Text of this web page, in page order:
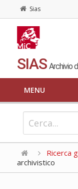
Sias
SIAS Archivio
MENU
Ricerca
archivistico